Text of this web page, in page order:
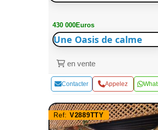
430 000Euros
Une Oasis de calme
en vente
Contacter Appelez
Ref: V2889TTY